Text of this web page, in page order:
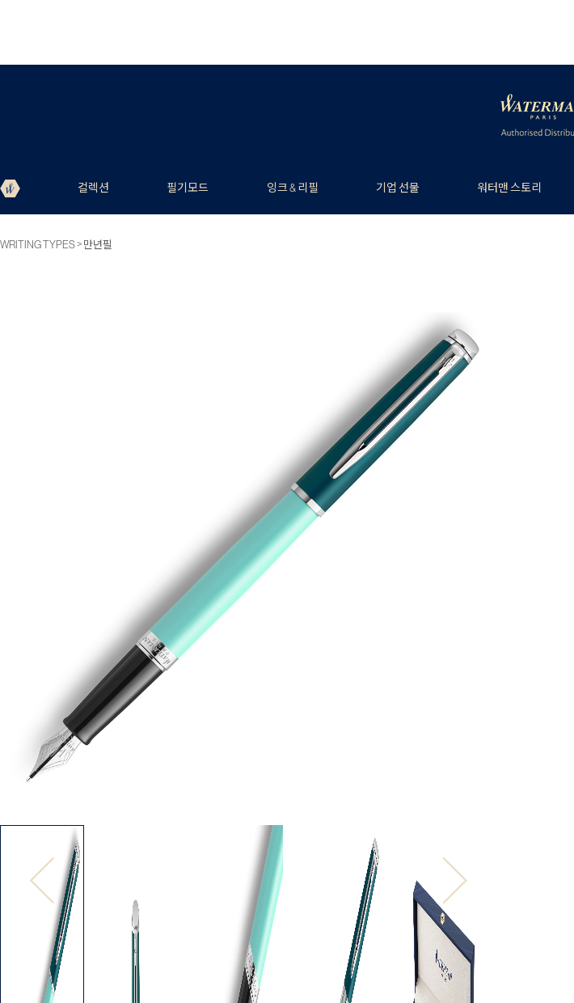
컬렉션 필기모드 잉크 & 리필 기업 선물 워터맨 스토리
WRITING TYPES> 만년필